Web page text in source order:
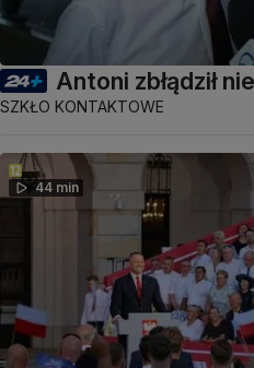
Antoni zbłądził
SZKŁO KONTAKTOWE
44 min